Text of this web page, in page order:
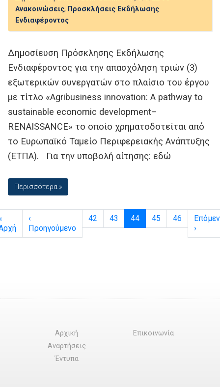
Ανακοινώσεις, Προσκλήσεις Εκδήλωσης
Ενδιαφέροντος
Δημοσίευση Πρόσκλησης Εκδήλωσης
Ενδιαφέροντος για την απασχόληση τριών (3)
εξωτερικών συνεργατών στο πλαίσιο του έργου
με τίτλο «Agribusiness innovation: A pathway to
sustainable economic development–
RENAISSANCE» το οποίο χρηματοδοτείται από
το Ευρωπαϊκό Ταμείο Περιφερειακής Ανάπτυξης
(ΕΤΠΑ). Για την υποβολή αίτησης: εδώ
Περισσότερα »
‹
Προηγούμενο
Page
42 Page
43 Current Page
44 Page
45 Page
46
›
Αρχική
Αναρτήσεις
Έντυπα
Επικοινωνία